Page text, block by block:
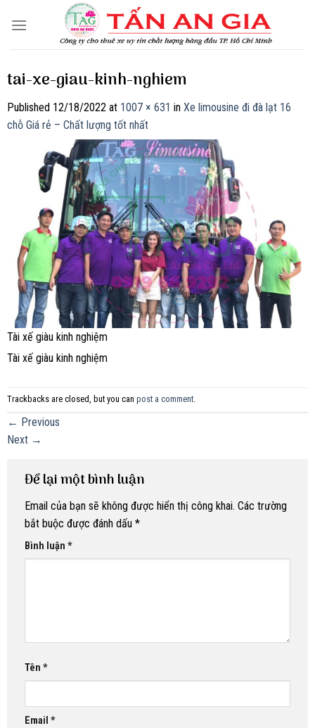
tai-xe-giau-kinh-nghiem
Published 12/18/2022 at 1007 × 631 in Xe limousine đi đà lạt 16
chỗ Giá rẻ – Chất lượng tốt nhất
Tài xế giàu kinh nghiệm
Tài xế giàu kinh nghiệm
Trackbacks are closed, but you can post a comment.
← Previous
Next →
Để lại một bình luận
Email của bạn sẽ không được hiển thị công khai. Các trường
bắt buộc được đánh dấu *
Bình luận *
Tên *
Email *